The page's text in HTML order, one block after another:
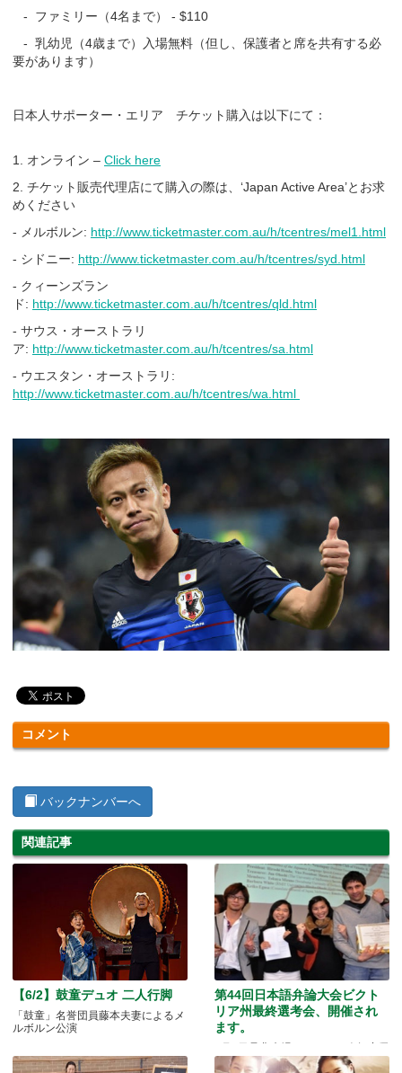
- ファミリー（4名まで） - $110
- 乳幼児（4歳まで）入場無料（但し、保護者と席を共有する必
要があります）
日本人サポーター・エリア チケット購入は以下にて：
1. オンライン – Click here
2. チケット販売代理店にて購入の際は、‘Japan Active Area’とお求
めください
- メルボルン: http://www.ticketmaster.com.au/h/tcentres/mel1.html
- シドニー: http://www.ticketmaster.com.au/h/tcentres/syd.html
- クィーンズラン
ド: http://www.ticketmaster.com.au/h/tcentres/qld.html
- サウス・オーストラリ
ア: http://www.ticketmaster.com.au/h/tcentres/sa.html
- ウエスタン・オーストラリ:
http://www.ticketmaster.com.au/h/tcentres/wa.html
コメント
バックナンバーへ
関連記事
【6/2】鼓童デュオ 二人行脚
「鼓童」名誉団員藤本夫妻によるメ
ルボルン公演
第44回日本語弁論大会ビクト
リア州最終選考会、開催され
ます。
勝者スピーチ動画あり！